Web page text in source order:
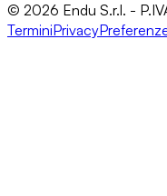
© 2026 Endu S.r.l. -
TerminiPrivacy